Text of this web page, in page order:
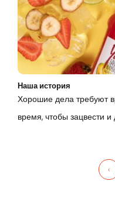
Наша история
Хорошие дела требуют
время, чтобы зацвести и
‹